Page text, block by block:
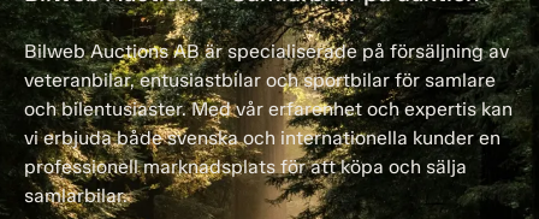
Bilweb Auctions AB är specialiserade på försäljning av
veteranbilar, entusiastbilar och sportbilar för samlare
och bilentusiaster. Med vår erfarenhet och expertis kan
vi erbjuda både svenska och internationella kunder en
professionell marknadsplats för att köpa och sälja
samlarbilar.